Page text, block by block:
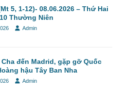
5, 1-12)- 08.06.2026 – Thứ Hai
Thường Niên
Admin
đến Madrid, gặp gỡ Quốc
hậu Tây Ban Nha
Admin